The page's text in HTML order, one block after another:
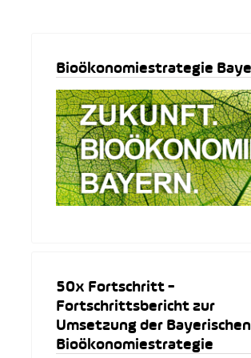
Bioökonomiestrategie
50x Fortschritt -
Fortschrittsbericht zur
Umsetzung der Bayerischen
Bioökonomiestrategie